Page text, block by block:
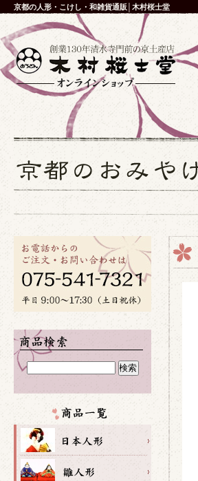
京都の人形・こけし・和雑貨通販│木村桜士堂